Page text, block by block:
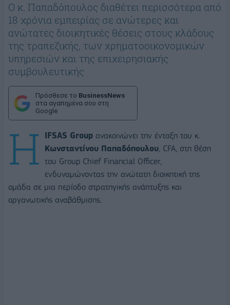
Ο κ. Παπαδόπουλος διαθέτει περισσότερα από
18 χρόνια εμπειρίας σε ανώτερες και
ανώτατες διοικητικές θέσεις στους κλάδους
της τραπεζικής, των χρηματοοικονομικών
υπηρεσιών και της επιχειρησιακής
συμβουλευτικής
Πρόσθεσε το BusinessNews
στα αγαπημένα σου στη
Google
Η IFSAS Group ανακοινώνει την ένταξη του κ.
Κωνσταντίνου Παπαδόπουλου, CFA, στη θέση
του Group Chief Financial Officer,
ενδυναμώνοντας την ανώτατη διοικητική της
ομάδα σε μια περίοδο στρατηγικής ανάπτυξης και
οργανωτικής αναβάθμισης.